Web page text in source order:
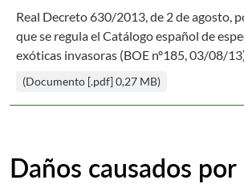
Real Decreto 630/2013, de 2 de agosto,
que se regula el Catálogo español de
exóticas invasoras (BOE nº185, 03/08/
(Documento [.pdf] 0,27 MB)
Daños causados por